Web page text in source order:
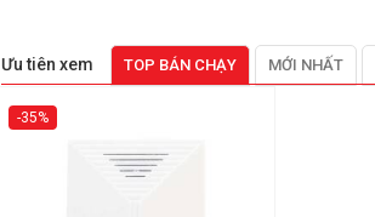
Ưu tiên xem TOP BÁN CHẠY MỚI NHẤT
-35%